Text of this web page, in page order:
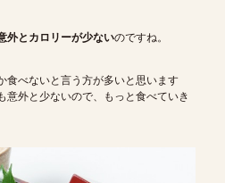
外とカロリーが少ないのですね。
食べないと言う方が多いと思います
意外と少ないので、もっと食べていき